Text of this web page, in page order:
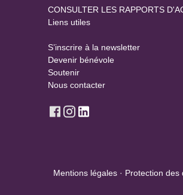
CONSULTER LES RAPPORTS
Liens utiles
S’inscrire à la newsletter
Devenir bénévole
Soutenir
Nous contacter
Mentions légales · Protection des